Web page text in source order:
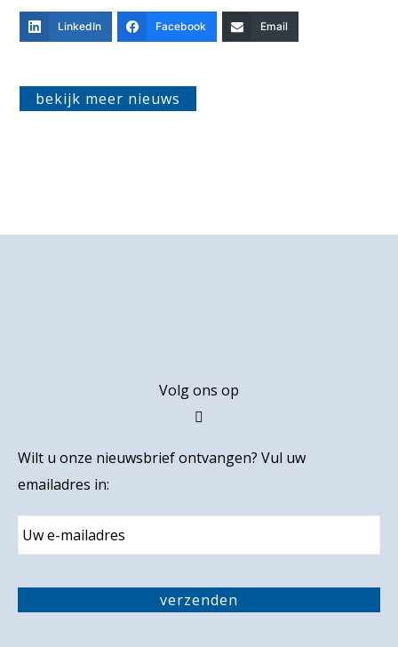
LinkedIn Facebook Email
bekijk meer nieuws
Volg ons op
Wilt u onze nieuwsbrief ontvangen? Vul uw
emailadres in:
E
m
l
A
verzenden